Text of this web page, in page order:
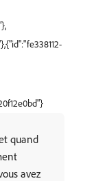
quand
avez